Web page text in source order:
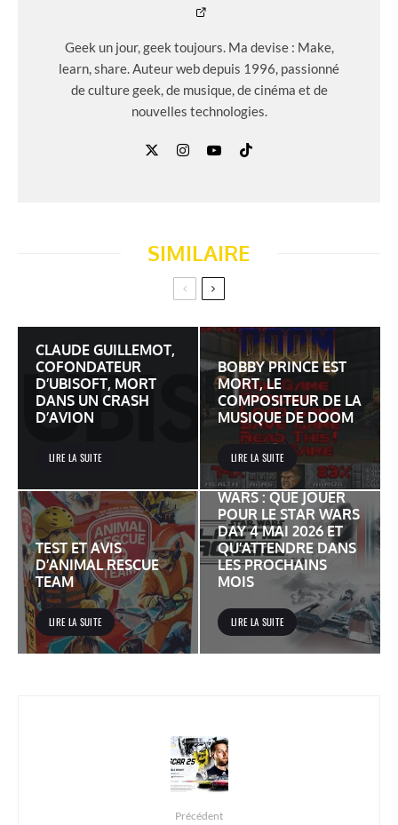
Geek un jour, geek toujours. Ma devise : Make,
learn, share. Auteur web depuis 1996, passionné
de culture geek, de musique, de cinéma et de
nouvelles technologies.
SIMILAIRE
CLAUDE GUILLEMOT,
COFONDATEUR
D’UBISOFT, MORT
DANS UN CRASH
D’AVION
LIRE LA SUITE
BOBBY PRINCE EST
MORT, LE
COMPOSITEUR DE LA
MUSIQUE DE DOOM
LIRE LA SUITE
TEST ET AVIS
D’ANIMAL RESCUE
TEAM
LIRE LA SUITE
JEUX VIDÉO STAR
WARS : QUE JOUER
POUR LE STAR WARS
DAY 4 MAI 2026 ET
QU’ATTENDRE DANS
LES PROCHAINS
MOIS
LIRE LA SUITE
Précédent